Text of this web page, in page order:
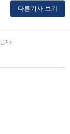
다른기사 보기
지>